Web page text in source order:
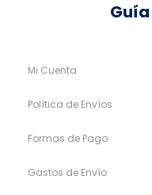
Mi Cuenta
Política de Envíos
Formas de Pago
Gastos de Envío